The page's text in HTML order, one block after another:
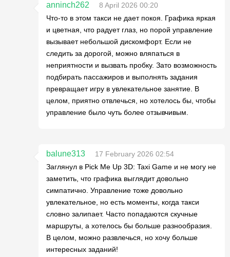
anninch262
8 April 2026 00:20
Что-то в этом такси не дает покоя. Графика яркая
и цветная, что радует глаз, но порой управление
вызывает небольшой дискомфорт. Если не
следить за дорогой, можно вляпаться в
неприятности и вызвать пробку. Зато возможность
подбирать пассажиров и выполнять задания
превращает игру в увлекательное занятие. В
целом, приятно отвлечься, но хотелось бы, чтобы
управление было чуть более отзывчивым.
balune313
17 February 2026 02:54
Заглянул в Pick Me Up 3D: Taxi Game и не могу не
заметить, что графика выглядит довольно
симпатично. Управление тоже довольно
увлекательное, но есть моменты, когда такси
словно залипает. Часто попадаются скучные
маршруты, а хотелось бы больше разнообразия.
В целом, можно развлечься, но хочу больше
интересных заданий!